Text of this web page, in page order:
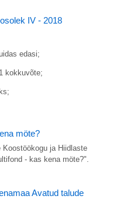
IV - 2018
edasi;
kokkuvõte;
möte?
Koostöökogu ja Hiidlaste
- kas kena möte?".
Avatud talude